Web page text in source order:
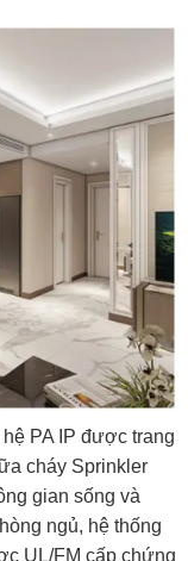
PA IP được trang
cháy Sprinkler
gian sống và
ngủ, hệ thống
UL/FM cấp chứng